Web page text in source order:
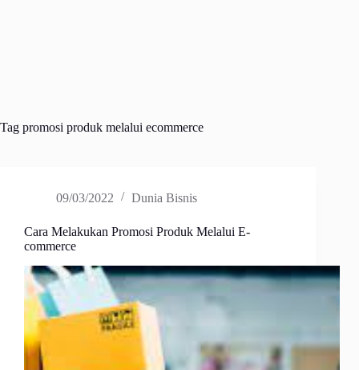
Tag promosi produk melalui ecommerce
09/03/2022 Dunia Bisnis
Cara Melakukan Promosi Produk Melalui E-
commerce